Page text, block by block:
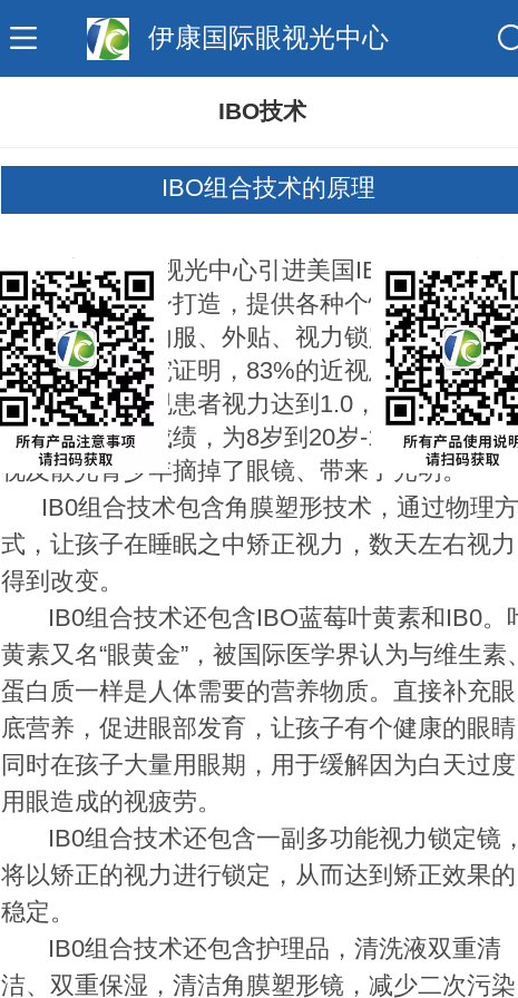
伊康国际眼视光中心
IBO技术
IBO组合技术的原理
伊康国际眼视光中心引进美国IB0组合技术为
每一位患者量身打造，提供各种个性化参数组合
的设计塑形、内服、外贴、视力锁定组合技术让
效果稳定。研究证明，83%的近视患者佩戴成
功，98%的近视患者视力达到1.0，效果稳定，
人鼓舞的临床成绩，为8岁到20岁-10.00度以下
视及散光青少年摘掉了眼镜、带来了光明。
IB0组合技术包含角膜塑形技术，通过物理方
式，让孩子在睡眠之中矫正视力，数天左右视力
得到改变。
IB0组合技术还包含IBO蓝莓叶黄素和IB0。
黄素又名“眼黄金”，被国际医学界认为与维生素
蛋白质一样是人体需要的营养物质。直接补充眼
底营养，促进眼部发育，让孩子有个健康的眼
同时在孩子大量用眼期，用于缓解因为白天过度
用眼造成的视疲劳。
IB0组合技术还包含一副多功能视力锁定镜
将以矫正的视力进行锁定，从而达到 矫正效果的
稳定。
IB0组合技术还包含护理品，清洗液双重清
洁、 双重保湿，清洁角膜塑形镜，减少二次污染